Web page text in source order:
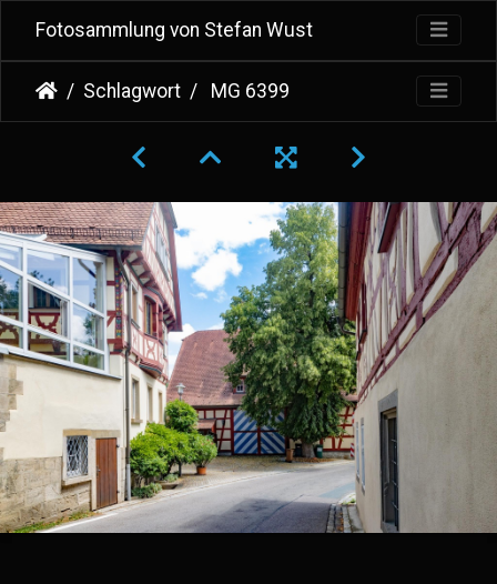
Fotosammlung von Stefan Wust
Schlagwort MG 6399